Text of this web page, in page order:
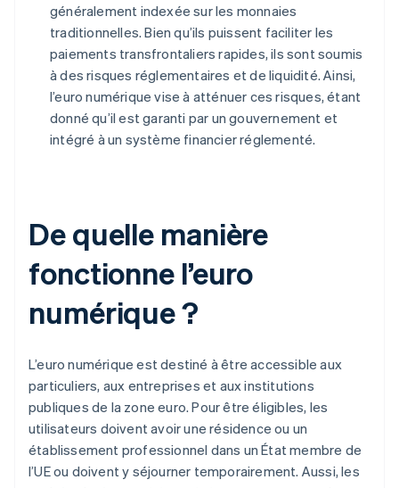
généralement indexée sur les monnaies
traditionnelles. Bien qu’ils puissent faciliter les
paiements transfrontaliers rapides, ils sont soumis
à des risques réglementaires et de liquidité. Ainsi,
l’euro numérique vise à atténuer ces risques, étant
donné qu’il est garanti par un gouvernement et
intégré à un système financier réglementé.
De quelle manière
fonctionne l’euro
numérique ?
L’euro numérique est destiné à être accessible aux
particuliers, aux entreprises et aux institutions
publiques de la zone euro. Pour être éligibles, les
utilisateurs doivent avoir une résidence ou un
établissement professionnel dans un État membre de
l’UE ou doivent y séjourner temporairement. Aussi, les